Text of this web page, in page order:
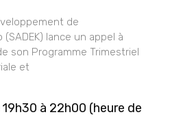
de
lance un appel à
son Programme Trimestriel
et
à 22h00 (heure de